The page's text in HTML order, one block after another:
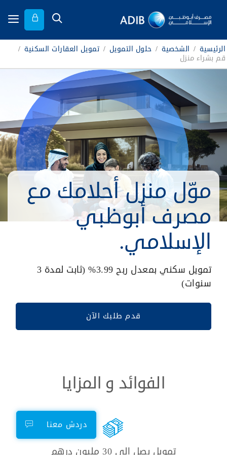
الرئيسية / الشخصية / حلول التمويل / تمويل العقارات السكنية /
قم بشراء منزل
موّل منزل أحلامك مع
مصرف أبوظبي
الإسلامي.
تمويل سكني بمعدل ربح 3.99% (ثابت لمدة 3
سنوات)
قدم طلبك الآن
الفوائد و المزايا
تمويل يصل إلى 30 مليون درهم
دردش معنا